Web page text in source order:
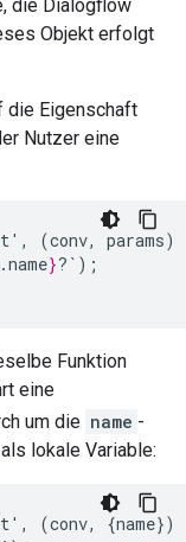
die Dialogflow
Objekt erfolgt
die Eigenschaft
Nutzer eine
(conv, params)
.name}?`);
Funktion
eine
um die name -
lokale Variable:
(conv, {name})